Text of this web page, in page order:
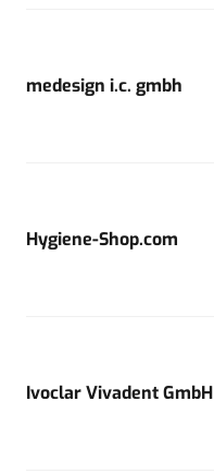
medesign i.c. gmbh
Hygiene-Shop.com
Ivoclar Vivadent GmbH